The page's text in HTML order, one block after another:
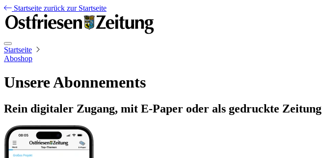
Startseite zurück zur Startseite
Startseite
Aboshop
Unsere Abonnements
Rein digitaler Zugang, mit E-Paper oder als gedruckte Zeitung